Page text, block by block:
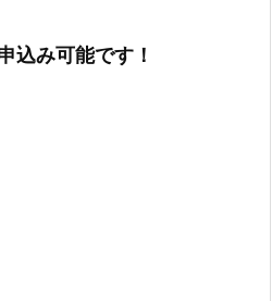
込み可能です！